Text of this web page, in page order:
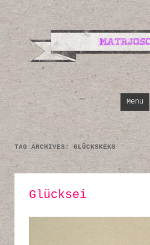
Menu
TAG ARCHIVES:GLÜCKSKEKS
Glücksei